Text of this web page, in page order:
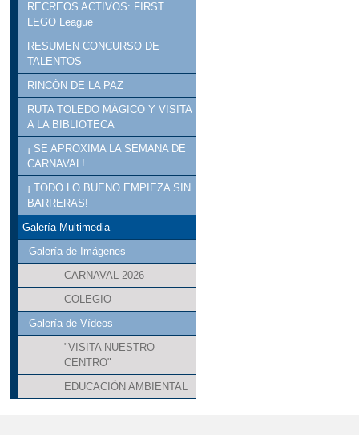
RECREOS ACTIVOS: FIRST
LEGO League
RESUMEN CONCURSO DE
TALENTOS
RINCÓN DE LA PAZ
RUTA TOLEDO MÁGICO Y VISITA
A LA BIBLIOTECA
¡ SE APROXIMA LA SEMANA DE
CARNAVAL!
¡ TODO LO BUENO EMPIEZA SIN
BARRERAS!
Galería Multimedia
Galería de Imágenes
CARNAVAL 2026
COLEGIO
Galería de Vídeos
"VISITA NUESTRO
CENTRO"
EDUCACIÓN AMBIENTAL